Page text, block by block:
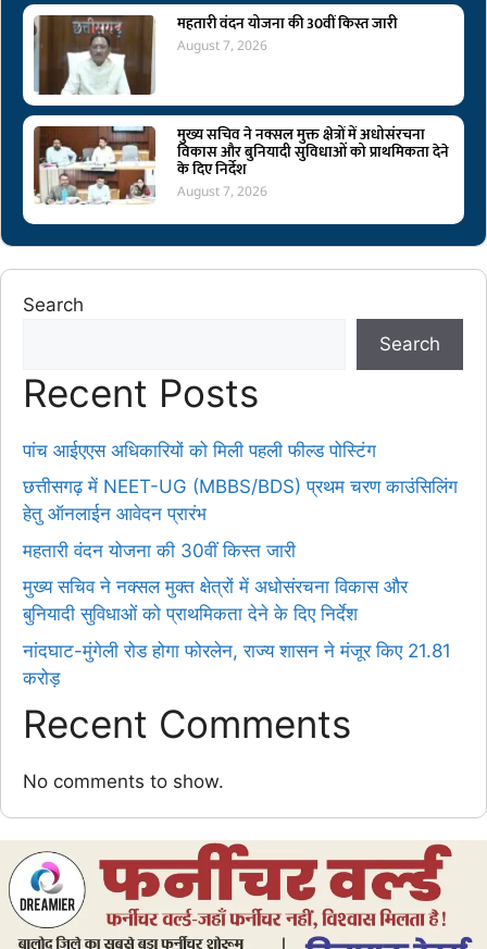
महतारी वंदन योजना की 30वीं किस्त जारी
August 7, 2026
मुख्य सचिव ने नक्सल मुक्त क्षेत्रों में अधोसंरचना
विकास और बुनियादी सुविधाओं को प्राथमिकता देने
के दिए निर्देश
August 7, 2026
Search
Search
Recent Posts
पांच आईएएस अधिकारियों को मिली पहली फील्ड पोस्टिंग
छत्तीसगढ़ में NEET-UG (MBBS/BDS) प्रथम चरण काउंसिलिंग
हेतु ऑनलाईन आवेदन प्रारंभ
महतारी वंदन योजना की 30वीं किस्त जारी
मुख्य सचिव ने नक्सल मुक्त क्षेत्रों में अधोसंरचना विकास और
बुनियादी सुविधाओं को प्राथमिकता देने के दिए निर्देश
नांदघाट-मुंगेली रोड होगा फोरलेन, राज्य शासन ने मंजूर किए 21.81
करोड़
Recent Comments
No comments to show.